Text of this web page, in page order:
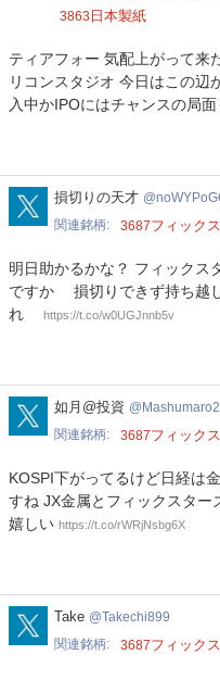
3863 日本製紙
ティアフォー 気配上がって来
リコンスタジオ 今日はこの辺
入中かIPOにはチャンスの局
noWYPoGQGr26586
損切りの天才
関連銘柄
3687フィック
明日助かるかな？ フィック
ですか 損切りできず持ち越
れ
https://t.co/w0UGJnnb5v
Mashumaro231
如月@投資
関連銘柄
3687フィック
KOSPI下がってるけど日経は
すね JX金属とフィックスター
嬉しい https://t.co/rWRjNsbg6X
Takechi899
Take Takechi899
関連銘柄
3687フィック